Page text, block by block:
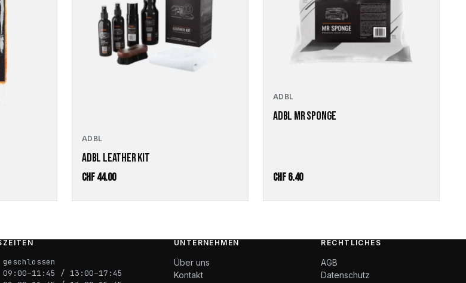
ADBL
ADBL LEATHER KIT
CHF44.00
ADBL
ADBL MR SPONGE
CHF6.40
geschlossen
09:00–11:45 / 13:00–17:45
UNTERNEHMEN
Über uns
Kontakt
RECHTLICHES
AGB
Datenschutz